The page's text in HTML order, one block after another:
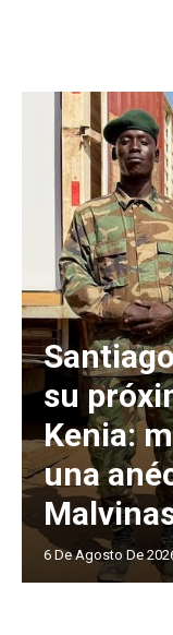
su
Kenia:
una
6 De Agosto De